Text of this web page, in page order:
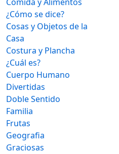
¿Cómo se dice?
Cosas y Objetos de la
Casa
Costura y Plancha
¿Cuál es?
Cuerpo Humano
Divertidas
Doble Sentido
Familia
Frutas
Geografia
Graciosas